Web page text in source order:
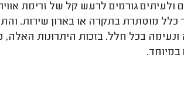
כלל מוסתרת בתקרה או בארון שירות.
במיוחד.